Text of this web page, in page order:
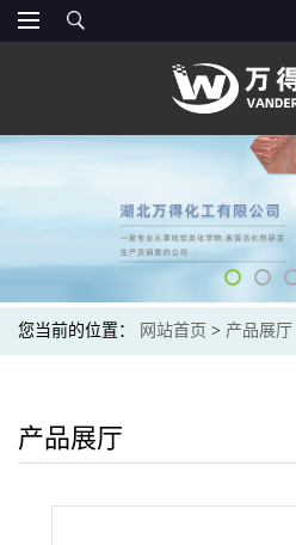
您当前的位置： 网站首页 > 产品展厅
产品展厅